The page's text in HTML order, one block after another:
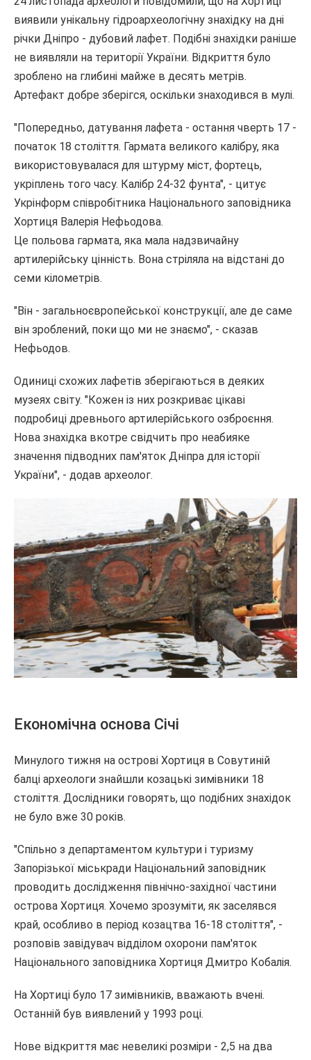
виявили унікальну гідроархеологічну знахідку на дні
річки Дніпро - дубовий лафет. Подібні знахідки раніше
не виявляли на території України. Відкриття було
зроблено на глибині майже в десять метрів.
Артефакт добре зберігся, оскільки знаходився в мулі.
"Попередньо, датування лафета - остання чверть 17 -
початок 18 століття. Гармата великого калібру, яка
використовувалася для штурму міст, фортець,
укріплень того часу. Калібр 24-32 фунта", - цитує
Укрінформ співробітника Національного заповідника
Хортиця Валерія Нефьодова.
Це польова гармата, яка мала надзвичайну
артилерійську цінність. Вона стріляла на відстані до
семи кілометрів.
"Він - загальноєвропейської конструкції, але де саме
він зроблений, поки що ми не знаємо", - сказав
Нефьодов.
Одиниці схожих лафетів зберігаються в деяких
музеях світу. "Кожен із них розкриває цікаві
подробиці древнього артилерійського озброєння.
Нова знахідка вкотре свідчить про неабияке
значення підводних пам'яток Дніпра для історії
України", - додав археолог.
Економічна основа Січі
Минулого тижня на острові Хортиця в Совутиній
балці археологи знайшли козацькі зимівники 18
століття. Дослідники говорять, що подібних знахідок
не було вже 30 років.
"Спільно з департаментом культури і туризму
Запорізької міськради Національний заповідник
проводить дослідження північно-західної частини
острова Хортиця. Хочемо зрозуміти, як заселявся
край, особливо в період козацтва 16-18 століття", -
розповів завідувач відділом охорони пам'яток
Національного заповідника Хортиця Дмитро Кобалія.
На Хортиці було 17 зимівників, вважають вчені.
Останній був виявлений у 1993 році.
Нове відкриття має невеликі розміри - 2,5 на два